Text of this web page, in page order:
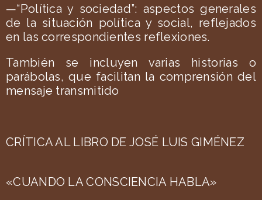
—“Política y sociedad”: aspectos generales
de la situación política y social, reflejados
en las correspondientes reflexiones.
También se incluyen varias historias o
parábolas, que facilitan la comprensión del
mensaje transmitido
CRÍTICA AL LIBRO DE JOSÉ LUIS GIMÉNEZ
«CUANDO LA CONSCIENCIA HABLA»